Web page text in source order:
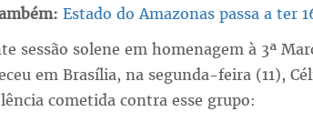
Estado do Amazonas passa a ter
sessão solene em homenagem à 3ª
em Brasília, na segunda-feira (11),
cometida contra esse grupo: